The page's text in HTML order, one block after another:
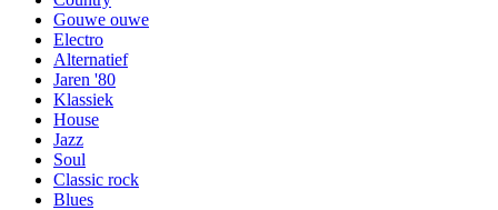
Gouwe ouwe
Electro
Alternatief
Jaren '80
Klassiek
House
Jazz
Soul
Classic rock
Blues